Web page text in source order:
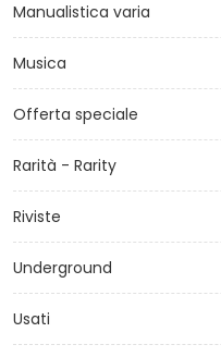
Manualistica varia
Musica
Offerta speciale
Rarità - Rarity
Riviste
Underground
Usati